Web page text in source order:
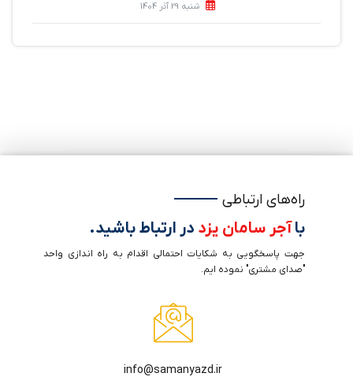
شنبه 29 آذر 1404
راه‌های ارتباطی
باآجر سامان یزد در ارتباط باشید.
جهت پاسخگویی به شکایات احتمالی اقدام به راه اندازی واحد
"صدای مشتری" نموده ایم.
info@samanyazd.ir